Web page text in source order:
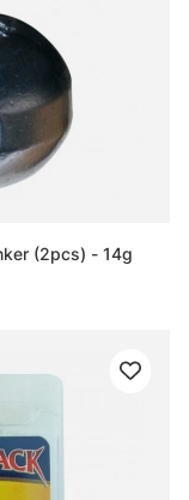
(2pcs) - 14g